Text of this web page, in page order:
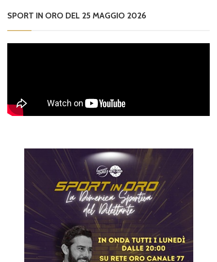
SPORT IN ORO DEL 25 MAGGIO 2026